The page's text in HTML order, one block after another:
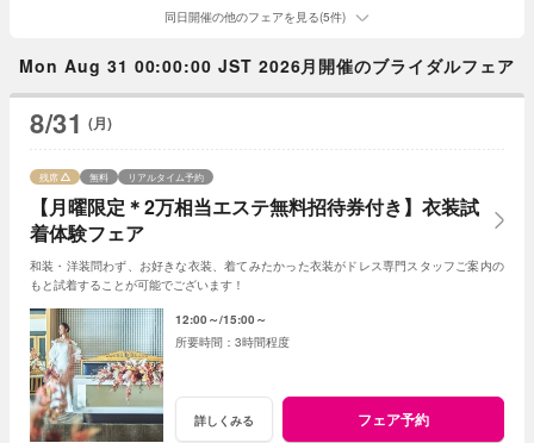
同日開催の他のフェアを見る(5件)
Mon Aug 31 00:00:00 JST 2026月開催のブライダルフェア
8/31 (月)
【月曜限定＊2万相当エステ無料招待券付き】衣装試
着体験フェア
残席 無料 リアルタイム予約
和装・洋装問わず、お好きな衣装、着てみたかった衣装がドレス専門スタッフご案内の
もと試着することが可能でございます！
12:00～ 15:00～
3時間程度
詳しくみる フェア予約